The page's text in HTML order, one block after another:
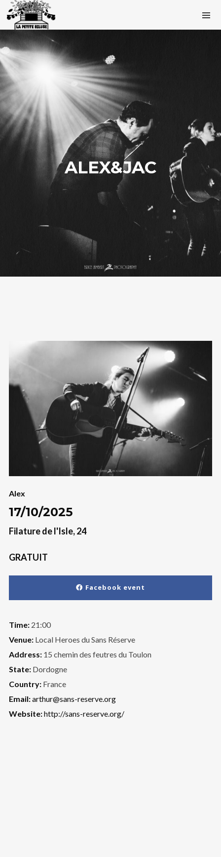
ALEX&JAC
Alex
17/10/2025
Filature de l'Isle, 24
GRATUIT
Facebook event
Time:21:00
Venue:Local Heroes du Sans Réserve
Address:15 chemin des feutres du Toulon
State:Dordogne
Country:France
Email:arthur@sans-reserve.org
Website:http://sans-reserve.org/